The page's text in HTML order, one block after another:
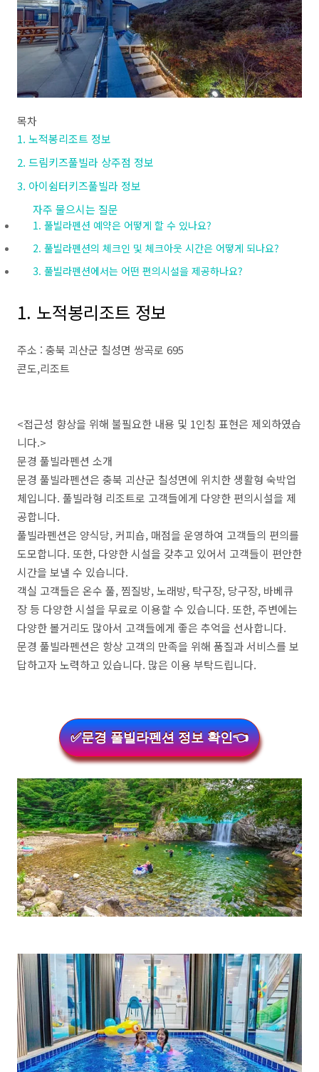
목차
1. 노적봉리조트 정보
2. 드림키즈풀빌라 상주점 정보
3. 아이쉼터키즈풀빌라 정보
자주 물으시는 질문
1. 풀빌라펜션 예약은 어떻게 할 수 있나요?
2. 풀빌라펜션의 체크인 및 체크아웃 시간은 어떻게 되나요?
3. 풀빌라펜션에서는 어떤 편의시설을 제공하나요?
1. 노적봉리조트 정보
주소 : 충북 괴산군 칠성면 쌍곡로 695
콘도,리조트
<접근성 향상을 위해 불필요한 내용 및 1인칭 표현은 제외하였습
니다.>
문경 풀빌라펜션 소개
문경 풀빌라펜션은 충북 괴산군 칠성면에 위치한 생활형 숙박업
체입니다. 풀빌라형 리조트로 고객들에게 다양한 편의시설을 제
공합니다.
풀빌라펜션은 양식당, 커피숍, 매점을 운영하여 고객들의 편의를
도모합니다. 또한, 다양한 시설을 갖추고 있어서 고객들이 편안한
시간을 보낼 수 있습니다.
객실 고객들은 온수 풀, 찜질방, 노래방, 탁구장, 당구장, 바베큐
장 등 다양한 시설을 무료로 이용할 수 있습니다. 또한, 주변에는
다양한 볼거리도 많아서 고객들에게 좋은 추억을 선사합니다.
문경 풀빌라펜션은 항상 고객의 만족을 위해 품질과 서비스를 보
답하고자 노력하고 있습니다. 많은 이용 부탁드립니다.
✅문경 풀빌라펜션 정보 확인👈